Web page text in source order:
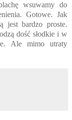
wsuwamy do
Gotowe. Jak
jest bardzo proste.
dość słodkie i w
Ale mimo utraty